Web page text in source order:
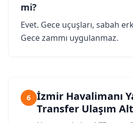
mi?
Evet. Gece uçuşları, sabah
Gece zammı uygulanmaz.
6
İzmir Havalimanı
Transfer Ulaşım